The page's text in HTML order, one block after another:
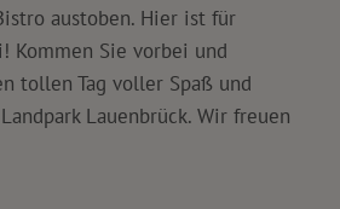
austoben. Hier ist für
Kommen Sie vorbei und
tollen Tag voller Spaß und
Lauenbrück. Wir freuen